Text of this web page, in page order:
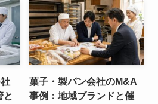
と
菓子・製パン会社のM&A
事例：地域ブランドと催